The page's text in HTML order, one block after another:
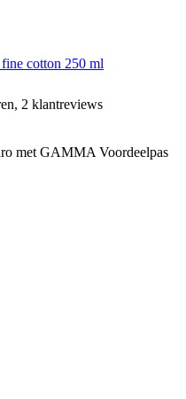
cotton 250 ml
2 klantreviews
met GAMMA Voordeelpas